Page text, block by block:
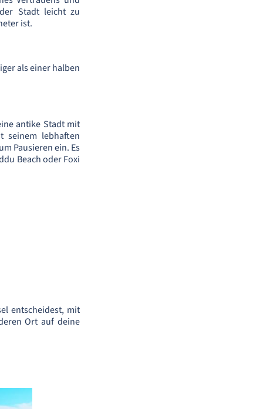
Stadt leicht zu
ist.
als einer halben
antike Stadt mit
seinem lebhaften
Pausieren ein. Es
Beach oder Foxi
entscheidest, mit
Ort auf deine